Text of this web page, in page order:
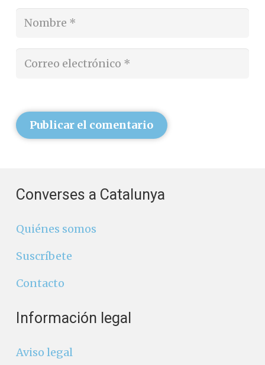
Publicar el comentario
Converses a Catalunya
Quiénes somos
Suscríbete
Contacto
Información legal
Aviso legal